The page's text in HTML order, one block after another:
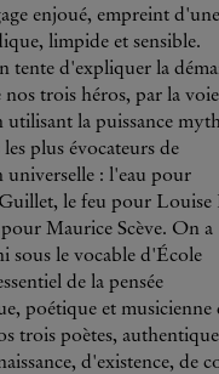
enjoué, empreint d'une
limpide et sensible.
tente d'expliquer la
trois héros, par la
utilisant la puissance
les plus évocateurs de
universelle : l'eau pour
le feu pour Louise
Maurice Scève. On a
sous le vocable d'École
de la pensée
poétique et musicienne
trois poètes,
d'existence, de